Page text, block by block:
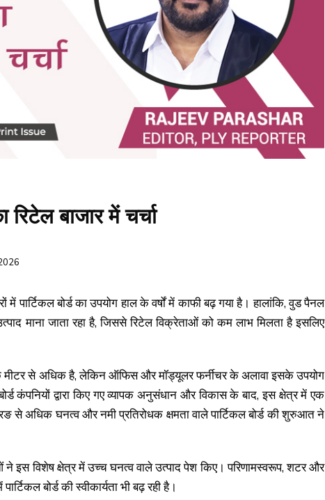
रिटेल बाजार में चर्चा
पार्टिकल बोर्ड का उपयोग हाल के वर्षों में काफी बढ़ गया है। हालांकि, वुड पैनल
माना जाता रहा है, जिससे रिटेल विक्रेताओं को कम लाभ मिलता है इसलिए
मीटर से अधिक है, लेकिन ऑफिस और मॉड्यूलर फर्नीचर के अलावा इसके उपयोग
कंपनियों द्वारा किए गए व्यापक अनुसंधान और विकास के बाद, इस क्षेत्र में एक
से अधिक घनत्व और नमी प्रतिरोधक क्षमता वाले पार्टिकल बोर्ड की शुरुआत ने
ने इस विशेष क्षेत्र में उच्च घनत्व वाले उत्पाद पेश किए। परिणामस्वरूप, शटर और
बोर्ड की स्वीकार्यता भी बढ़ रही है।